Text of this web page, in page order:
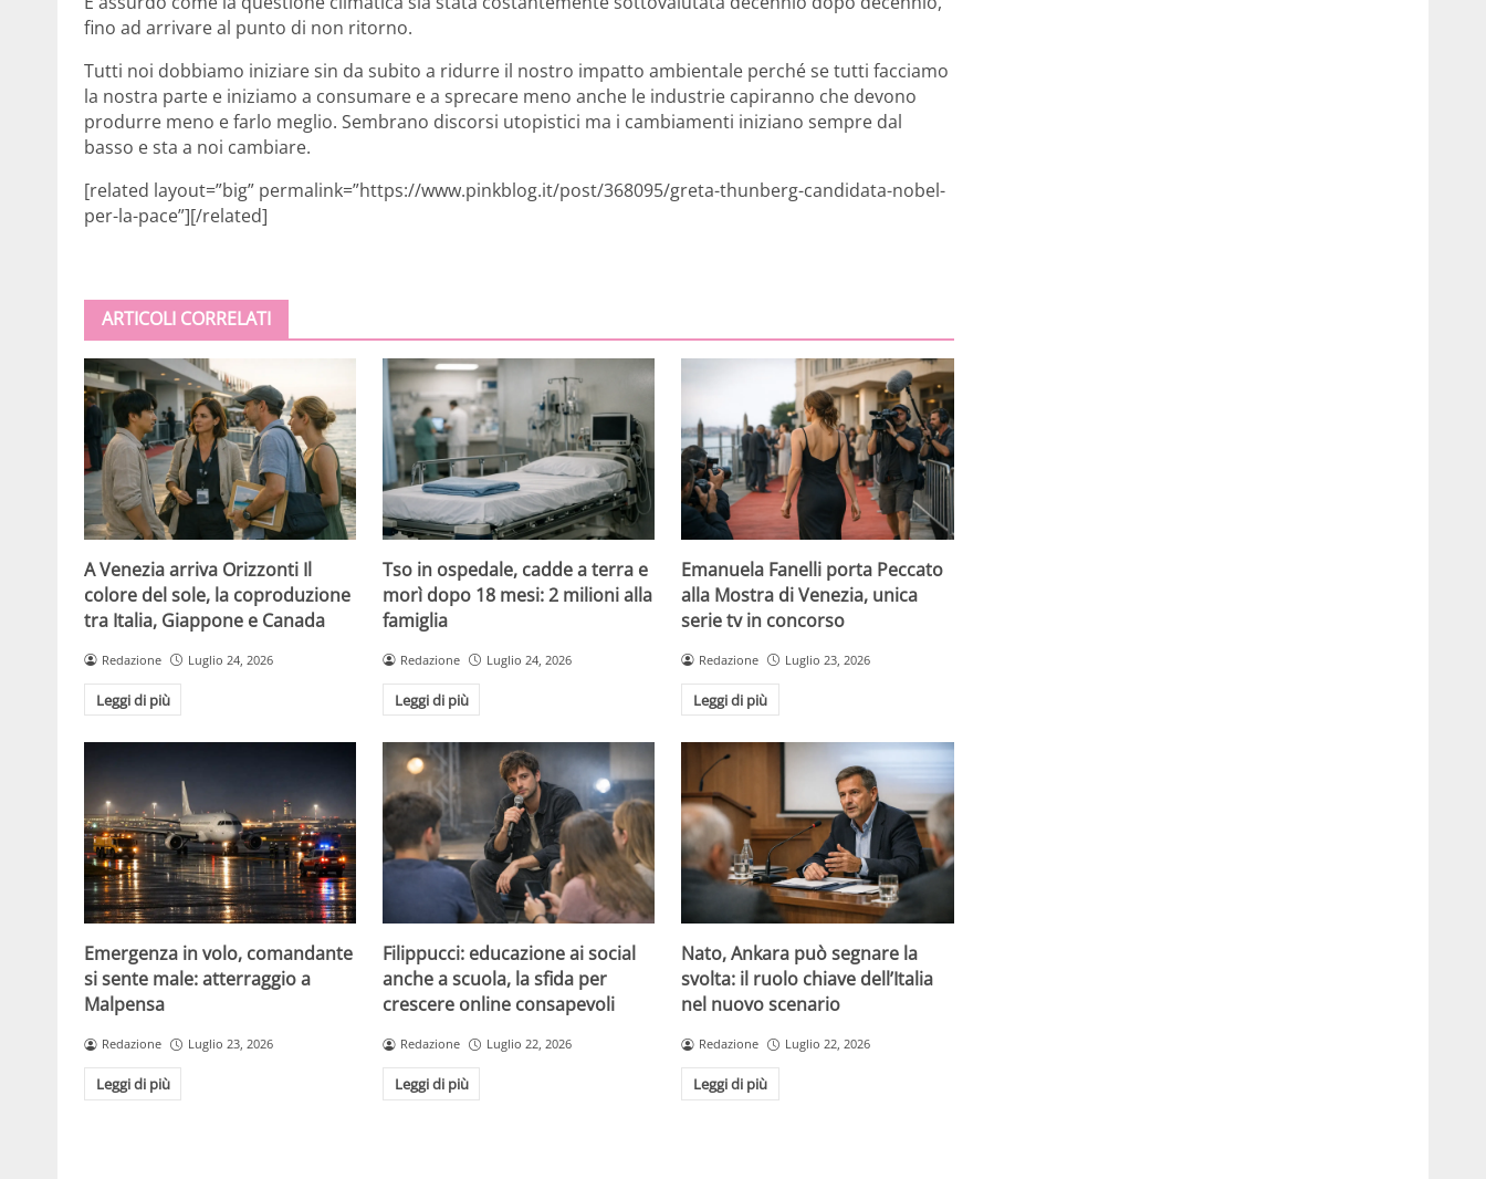
fino ad arrivare al punto di non ritorno.
Tutti noi dobbiamo iniziare sin da subito a ridurre il nostro impatto ambientale perché se tutti facciamo
la nostra parte e iniziamo a consumare e a sprecare meno anche le industrie capiranno che devono
produrre meno e farlo meglio. Sembrano discorsi utopistici ma i cambiamenti iniziano sempre dal
basso e sta a noi cambiare.
[related layout=”big” permalink=”https://www.pinkblog.it/post/368095/greta-thunberg-candidata-nobel-
per-la-pace”][/related]
ARTICOLI CORRELATI
A Venezia arriva Orizzonti Il
colore del sole, la coproduzione
tra Italia, Giappone e Canada
Redazione Luglio 24, 2026
Leggi di più
Tso in ospedale, cadde a terra e
morì dopo 18 mesi: 2 milioni alla
famiglia
Redazione Luglio 24, 2026
Leggi di più
Emanuela Fanelli porta Peccato
alla Mostra di Venezia, unica
serie tv in concorso
Redazione Luglio 23, 2026
Leggi di più
Emergenza in volo, comandante
si sente male: atterraggio a
Malpensa
Redazione Luglio 23, 2026
Leggi di più
Filippucci: educazione ai social
anche a scuola, la sfida per
crescere online consapevoli
Redazione Luglio 22, 2026
Leggi di più
Nato, Ankara può segnare la
svolta: il ruolo chiave dell’Italia
nel nuovo scenario
Redazione Luglio 22, 2026
Leggi di più